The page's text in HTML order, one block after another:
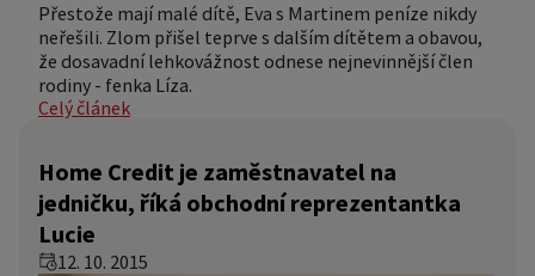
Přestože mají malé dítě, Eva s Martinem peníze nikdy
neřešili. Zlom přišel teprve s dalším dítětem a obavou,
že dosavadní lehkovážnost odnese nejnevinnější člen
rodiny - fenka Líza.
Celý článek
Home Credit je zaměstnavatel na
jedničku, říká obchodní reprezentantka
Lucie
12. 10. 2015